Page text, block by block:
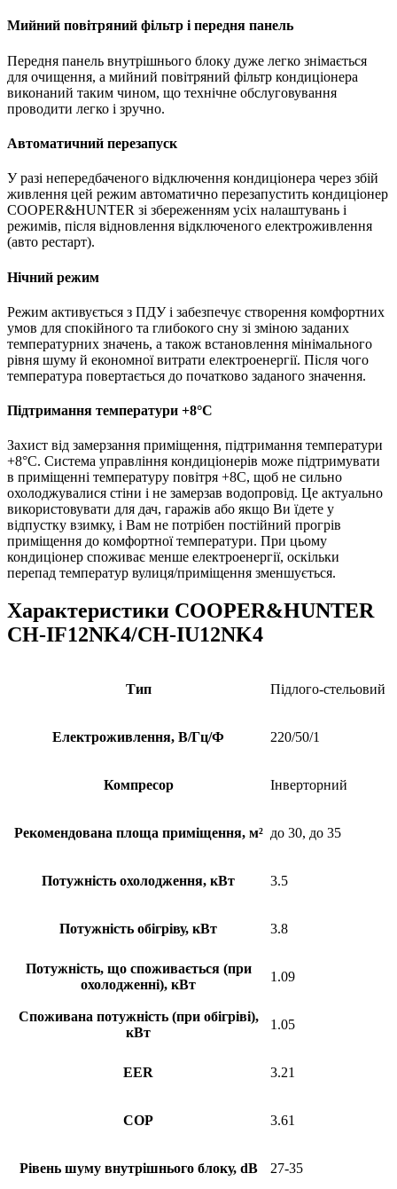
Мийний повітряний фільтр і передня панель
Передня панель внутрішнього блоку дуже легко знімається
для очищення, а мийний повітряний фільтр кондиціонера
виконаний таким чином, що технічне обслуговування
проводити легко і зручно.
Автоматичний перезапуск
У разі непередбаченого відключення кондиціонера через збій
живлення цей режим автоматично перезапустить кондиціонер
COOPER&HUNTER зі збереженням усіх налаштувань і
режимів, після відновлення відключеного електроживлення
(авто рестарт).
Нічний режим
Режим активується з ПДУ і забезпечує створення комфортних
умов для спокійного та глибокого сну зі зміною заданих
температурних значень, а також встановлення мінімального
рівня шуму й економної витрати електроенергії. Після чого
температура повертається до початково заданого значення.
Підтримання температури +8°С
Захист від замерзання приміщення, підтримання температури
+8°С. Система управління кондиціонерів може підтримувати
в приміщенні температуру повітря +8С, щоб не сильно
охолоджувалися стіни і не замерзав водопровід. Це актуально
використовувати для дач, гаражів або якщо Ви їдете у
відпустку взимку, і Вам не потрібен постійний прогрів
приміщення до комфортної температури. При цьому
кондиціонер споживає менше електроенергії, оскільки
перепад температур вулиця/приміщення зменшується.
Характеристики COOPER&HUNTER
CH-IF12NK4/CH-IU12NK4
Тип Підлого-стельовий
Електроживлення, В/Гц/Ф 220/50/1
Компресор Інверторний
Рекомендована площа приміщення, м² до 30, до 35
Потужність охолодження, кВт 3.5
Потужність обігріву, кВт 3.8
Потужність, що споживається (при
охолодженні), кВт
1.09
Споживана потужність (при обігріві),
кВт
1.05
EER 3.21
COP 3.61
Рівень шуму внутрішнього блоку, dB 27-35